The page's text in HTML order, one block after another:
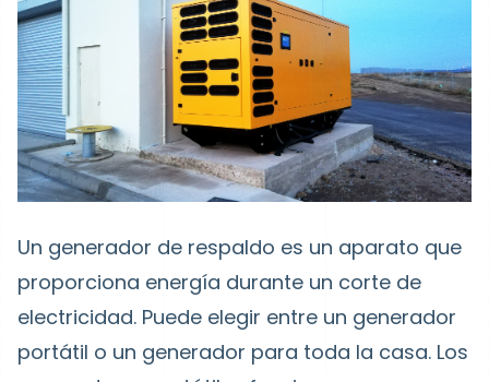
Un generador de respaldo es un aparato que
proporciona energía durante un corte de
electricidad. Puede elegir entre un generador
portátil o un generador para toda la casa. Los